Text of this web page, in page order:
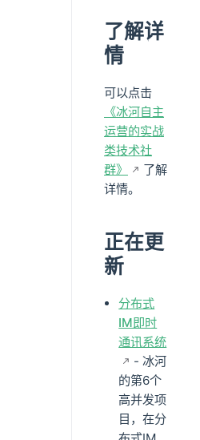
了解详
情
可以点击
《冰河自主
运营的实战
类技术社
群》
了解
详情。
正在更
新
分布式
IM即时
通讯系统
- 冰河
的第6个
高并发项
目，在分